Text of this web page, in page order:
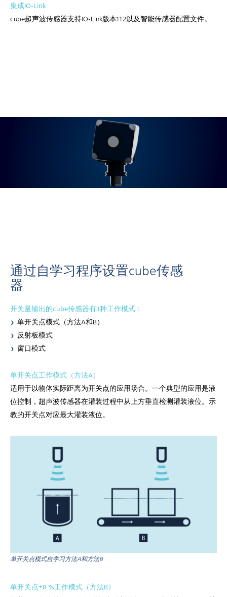
集成IO-Link
cube超声波传感器支持IO-Link版本1.1.2以及智能传感器配置文件。
通过自学习程序设置cube传感
器
开关量输出的cube传感器有3种工作模式：
单开关点模式（方法A和B）
反射板模式
窗口模式
单开关点工作模式（方法A）
适用于以物体实际距离为开关点的应用场合。一个典型的应用是液
位控制，超声波传感器在灌装过程中从上方垂直检测灌装液位。示
教的开关点对应最大灌装液位。
单开关点模式自学习方法A和方法B
单开关点+8 %工作模式（方法B）